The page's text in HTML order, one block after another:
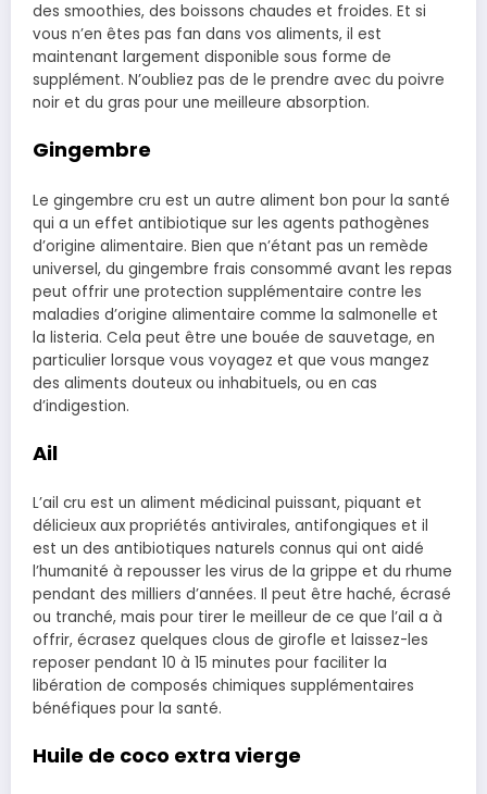
des smoothies, des boissons chaudes et froides. Et si
vous n’en êtes pas fan dans vos aliments, il est
maintenant largement disponible sous forme de
supplément. N’oubliez pas de le prendre avec du poivre
noir et du gras pour une meilleure absorption.
Gingembre
Le gingembre cru est un autre aliment bon pour la santé
qui a un effet antibiotique sur les agents pathogènes
d’origine alimentaire. Bien que n’étant pas un remède
universel, du gingembre frais consommé avant les repas
peut offrir une protection supplémentaire contre les
maladies d’origine alimentaire comme la salmonelle et
la listeria. Cela peut être une bouée de sauvetage, en
particulier lorsque vous voyagez et que vous mangez
des aliments douteux ou inhabituels, ou en cas
d’indigestion.
Ail
L’ail cru est un aliment médicinal puissant, piquant et
délicieux aux propriétés antivirales, antifongiques et il
est un des antibiotiques naturels connus qui ont aidé
l’humanité à repousser les virus de la grippe et du rhume
pendant des milliers d’années. Il peut être haché, écrasé
ou tranché, mais pour tirer le meilleur de ce que l’ail a à
offrir, écrasez quelques clous de girofle et laissez-les
reposer pendant 10 à 15 minutes pour faciliter la
libération de composés chimiques supplémentaires
bénéfiques pour la santé.
Huile de coco extra vierge